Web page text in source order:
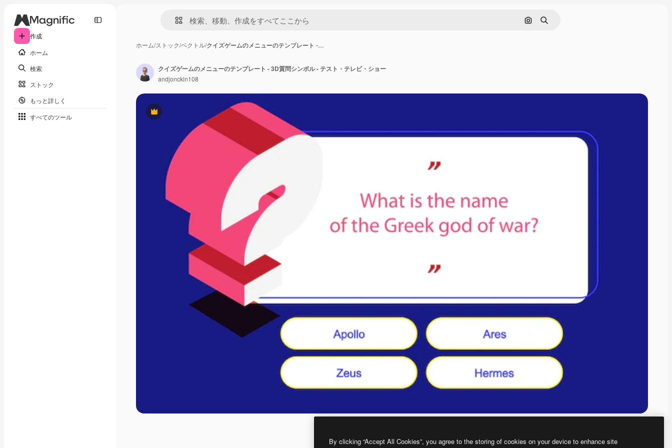
作成
ホーム
検索
ストック
もっと詳しく
すべてのツール
画像で検索
検索
ホーム/ストック/ベクトル/クイズゲームのメニューのテンプレート -…
Premium
クイズゲームのメニューのテンプレート - 3D質問シンボル - テスト・テレビ・ショー
andjonckin108
By clicking “Accept All Cookies”, you agree to the storing of cookies on your device to enhance site